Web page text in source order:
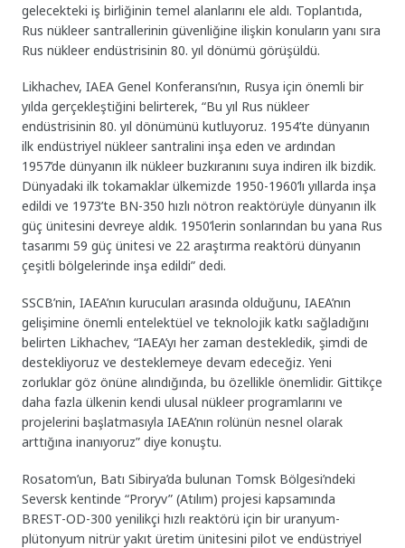
gelecekteki iş birliğinin temel alanlarını ele aldı. Toplantıda,
Rus nükleer santrallerinin güvenliğine ilişkin konuların yanı sıra
Rus nükleer endüstrisinin 80. yıl dönümü görüşüldü.
Likhachev, IAEA Genel Konferansı’nın, Rusya için önemli bir
yılda gerçekleştiğini belirterek, “Bu yıl Rus nükleer
endüstrisinin 80. yıl dönümünü kutluyoruz. 1954’te dünyanın
ilk endüstriyel nükleer santralini inşa eden ve ardından
1957’de dünyanın ilk nükleer buzkıranını suya indiren ilk bizdik.
Dünyadaki ilk tokamaklar ülkemizde 1950-1960’lı yıllarda inşa
edildi ve 1973’te BN-350 hızlı nötron reaktörüyle dünyanın ilk
güç ünitesini devreye aldık. 1950’lerin sonlarından bu yana Rus
tasarımı 59 güç ünitesi ve 22 araştırma reaktörü dünyanın
çeşitli bölgelerinde inşa edildi” dedi.
SSCB’nin, IAEA’nın kurucuları arasında olduğunu, IAEA’nın
gelişimine önemli entelektüel ve teknolojik katkı sağladığını
belirten Likhachev, “IAEA’yı her zaman destekledik, şimdi de
destekliyoruz ve desteklemeye devam edeceğiz. Yeni
zorluklar göz önüne alındığında, bu özellikle önemlidir. Gittikçe
daha fazla ülkenin kendi ulusal nükleer programlarını ve
projelerini başlatmasıyla IAEA’nın rolünün nesnel olarak
arttığına inanıyoruz” diye konuştu.
Rosatom’un, Batı Sibirya’da bulunan Tomsk Bölgesi’ndeki
Seversk kentinde “Proryv” (Atılım) projesi kapsamında
BREST-OD-300 yenilikçi hızlı reaktörü için bir uranyum-
plütonyum nitrür yakıt üretim ünitesini pilot ve endüstriyel